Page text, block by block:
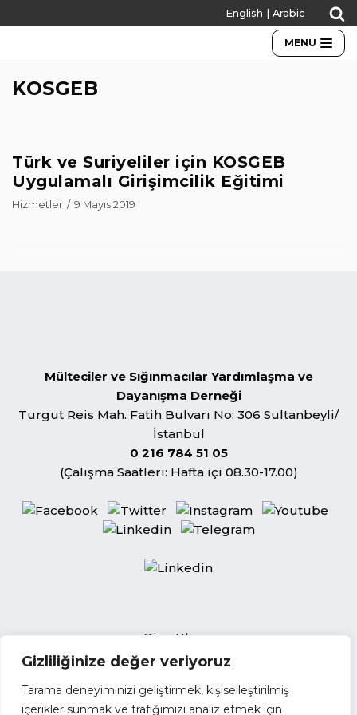
Gizliliğinize değer veriyoruz
Tarama deneyiminizi geliştirmek, kişiselleştirilmiş
içerikler sunmak ve trafiğimizi analiz etmek için
English Arabic
MENU
KOSGEB
Türk ve Suriyeliler için KOSGEB
Uygulamalı Girişimcilik Eğitimi
Hizmetler 9 Mayıs 2019
Mülteciler ve Sığınmacılar Yardımlaşma ve
Dayanışma Derneği
Turgut Reis Mah. Fatih Bulvarı No: 306 Sultanbeyli/
İstanbul
0 216 784 51 05
(Çalışma Saatleri: Hafta içi 08.30-17.00)
Bize Ulaşın
Açık Pozisyonlar
İhale Duyuruları
Tedarikçi Başvuru Formu